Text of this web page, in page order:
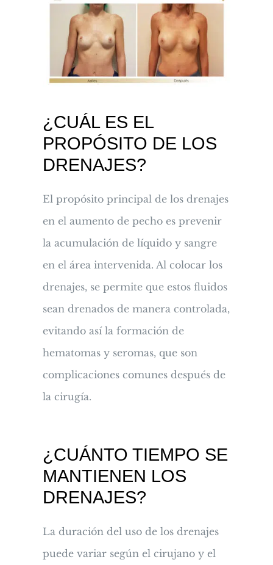
¿CUÁL ES EL
PROPÓSITO DE LOS
DRENAJES?
El propósito principal de los drenajes
en el aumento de pecho es prevenir
la acumulación de líquido y sangre
en el área intervenida. Al colocar los
drenajes, se permite que estos fluidos
sean drenados de manera controlada,
evitando así la formación de
hematomas y seromas, que son
complicaciones comunes después de
la cirugía.
¿CUÁNTO TIEMPO SE
MANTIENEN LOS
DRENAJES?
La duración del uso de los drenajes
puede variar según el cirujano y el